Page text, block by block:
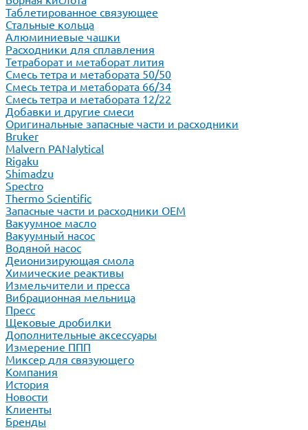
Таблетированное связующее
Стальные кольца
Алюминиевые чашки
Расходники для сплавления
Тетраборат и метаборат лития
Смесь тетра и метабората 50/50
Смесь тетра и метабората 66/34
Смесь тетра и метабората 12/22
Добавки и другие смеси
Оригинальные запасные части и расходники
Bruker
Malvern PANalytical
Rigaku
Shimadzu
Spectro
Thermo Scientific
Запасные части и расходники ОЕМ
Вакуумное масло
Вакуумный насос
Водяной насос
Деионизирующая смола
Химические реактивы
Измельчители и пресса
Вибрационная мельница
Пресс
Щековые дробилки
Дополнительные аксессуары
Измерение ППП
Миксер для связующего
Компания
История
Новости
Клиенты
Бренды